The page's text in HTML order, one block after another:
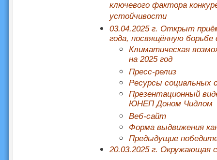
ключевого фактора
устойчивости
03.04.2025 г. Открыт
года, посвящённую
Климатическая
на 2025 год
Пресс-релиз
Ресурсы социальных
Презентационный
ЮНЕП Доном Чидлом
Веб-сайт
Форма выдвижения
Предыдущие
20.03.2025 г. Окружающая